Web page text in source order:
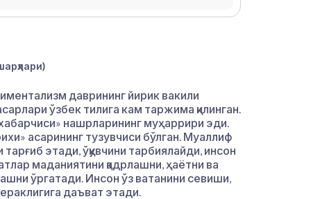
даврининг йирик вакили
ўзбек тилига кам таржима қилинган.
нашрларининг муҳаррири эди.
асарининг тузувчиси бўлган. Муаллиф
этади, ўқувчини тарбиялайди, инсон
маданиятини қадрлашни, ҳаётни ва
ўргатади. Инсон ўз ватанини севиши,
даъват этади.